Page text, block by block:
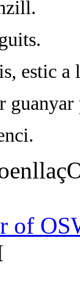
estic a
guanyar
of